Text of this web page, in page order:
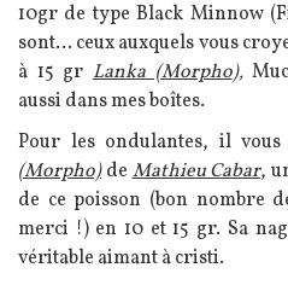
10gr de type Black Minnow
sont... ceux auxquels vous
à 15 grLanka (Morpho),
aussi dans mes boîtes.
Pour les ondulantes, il
(Morpho)deMathieu Cabar,
de ce poisson (bon nombre
merci !) en 10 et 15 gr. Sa
véritable aimant à cristi.